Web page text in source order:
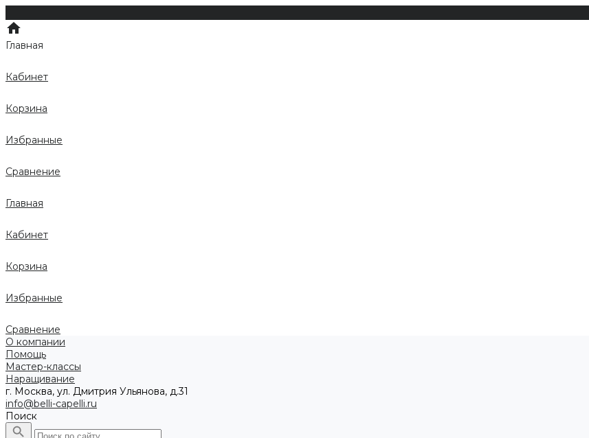
Главная
Кабинет
Корзина
Избранные
Сравнение
Главная
Кабинет
Корзина
Избранные
Сравнение
О компании
Помощь
Мастер-классы
Наращивание
г. Москва, ул. Дмитрия Ульянова, д.31
info@belli-capelli.ru
Поиск